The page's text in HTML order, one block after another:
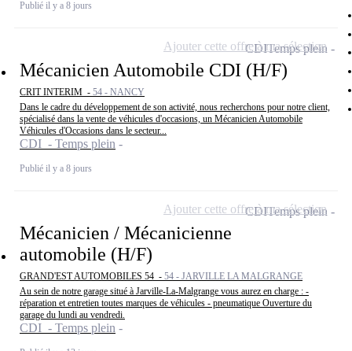
Publié il y a 8 jours
Mécanicien Automobile CDI (H/F)
CRIT INTERIM - 54 - NANCY
Dans le cadre du développement de son activité, nous recherchons pour notre client,
spécialisé dans la vente de véhicules d'occasions, un Mécanicien Automobile
Véhicules d'Occasions dans le secteur...
CDI - Temps plein
Publié il y a 8 jours
CDITemps plein
Ajouter cette offre à ma sélection
Mécanicien / Mécanicienne
automobile (H/F)
GRAND'EST AUTOMOBILES 54 - 54 - JARVILLE LA MALGRANGE
Au sein de notre garage situé à Jarville-La-Malgrange vous aurez en charge : -
réparation et entretien toutes marques de véhicules - pneumatique Ouverture du
garage du lundi au vendredi.
CDI - Temps plein
CDITemps plein
Ajouter cette offre à ma sélection